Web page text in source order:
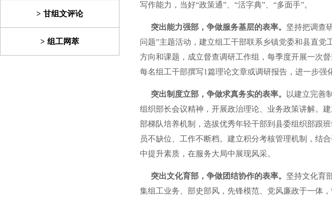
甘组文评论
组工网萃
写作能力，当好“政策通”、“活字典”、“多面手”。
突出能力强部，争做服务基层的表率。 坚持把调查
问题”主题活动，建立组工干部联系乡镇党委和县直
方向和课题，成立督查调研工作组，每季度开展一次
每名组工干部撰写1篇理论文章或调研报告，进一步强
突出制度立部，争做求真务实的表率。
以建立完善
组织部长会议精神，开展政治理论、业务政策讲解。
部梯队培养机制，选拔优秀年轻干部到县委组织部跟
员不缺位、工作不断档。建立积分考核管理机制，结
中提升素质，在服务大局中展现风采。
突出文化育部，争做团结协作的表率。 坚持文化育
集组工业务、部史部风，先锋模范、党风廉政于一体